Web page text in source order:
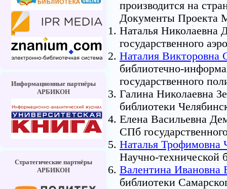
Информационные партнёры
АРБИКОН
Стратегические партнёры
АРБИКОН
производится на
Документы Проекта
Наталья Николаевна
государственного
Наталия Викторовна
библиотечно-
государственного
Галина Николаевна
библиотеки
Елена Васильевна
СПб
Наталья Трофимовна
Научно-технической
Валентина Ивановна
библиотеки